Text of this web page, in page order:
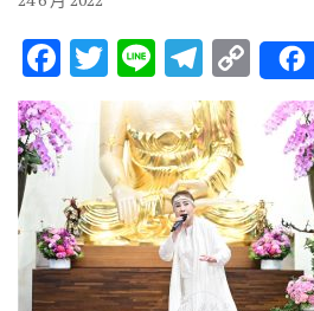
F
e
b
o
o
k
T
w
it
te
r
Li
e
T
el
e
gr
a
m
C
o
p
Li
n
k